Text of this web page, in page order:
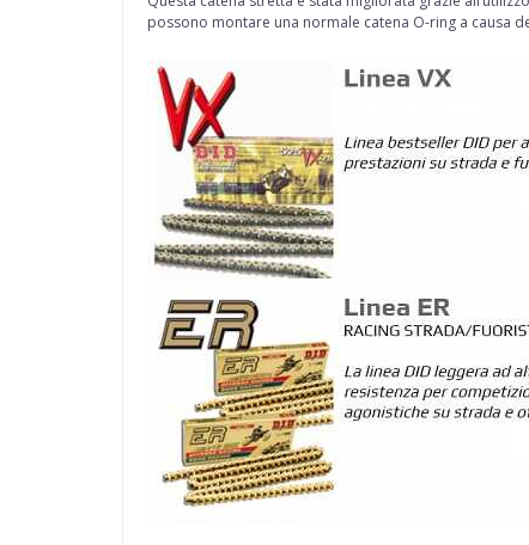
possono montare una normale catena O-ring a causa